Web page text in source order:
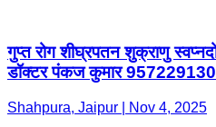
गुप्त रोग शीघ्रपतन शुक्राणु
डॉक्टर पंकज कुमार
Shahpura, Jaipur | Nov 4, 2025